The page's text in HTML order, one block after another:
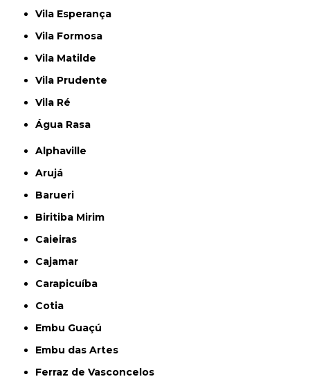
Vila Esperança
Vila Formosa
Vila Matilde
Vila Prudente
Vila Ré
Água Rasa
Alphaville
Arujá
Barueri
Biritiba Mirim
Caieiras
Cajamar
Carapicuíba
Cotia
Embu Guaçú
Embu das Artes
Ferraz de Vasconcelos